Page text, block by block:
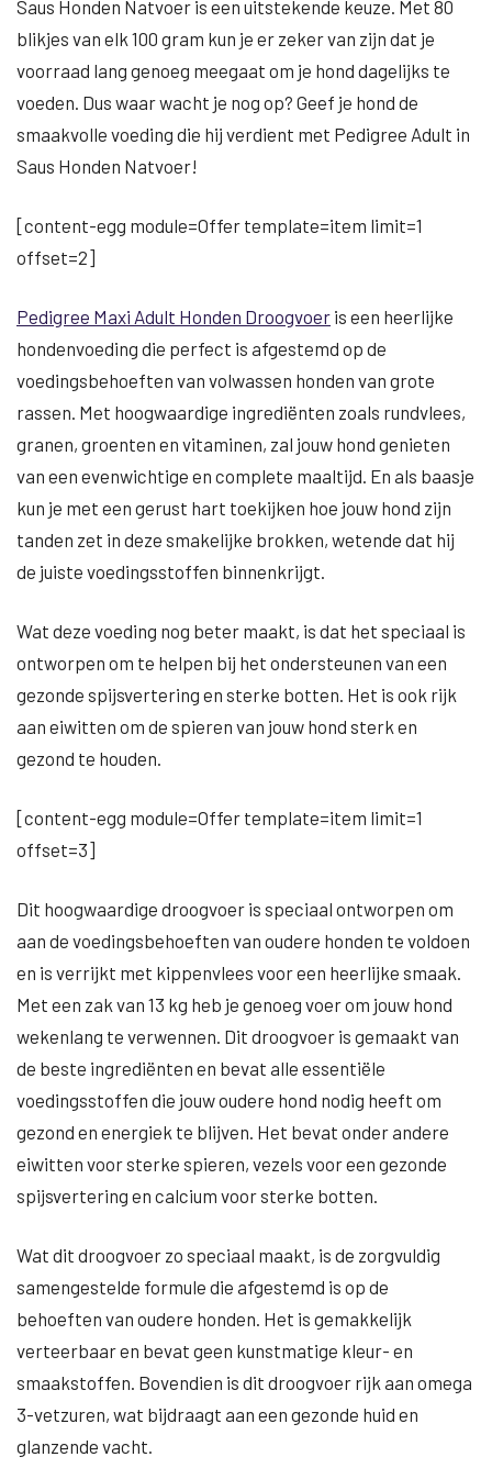
Saus Honden Natvoer is een uitstekende keuze. Met 80
blikjes van elk 100 gram kun je er zeker van zijn dat je
voorraad lang genoeg meegaat om je hond dagelijks te
voeden. Dus waar wacht je nog op? Geef je hond de
smaakvolle voeding die hij verdient met Pedigree Adult in
Saus Honden Natvoer!
[content-egg module=Offer template=item limit=1
offset=2]
Pedigree Maxi Adult Honden Droogvoer is een heerlijke
hondenvoeding die perfect is afgestemd op de
voedingsbehoeften van volwassen honden van grote
rassen. Met hoogwaardige ingrediënten zoals rundvlees,
granen, groenten en vitaminen, zal jouw hond genieten
van een evenwichtige en complete maaltijd. En als baasje
kun je met een gerust hart toekijken hoe jouw hond zijn
tanden zet in deze smakelijke brokken, wetende dat hij
de juiste voedingsstoffen binnenkrijgt.
Wat deze voeding nog beter maakt, is dat het speciaal is
ontworpen om te helpen bij het ondersteunen van een
gezonde spijsvertering en sterke botten. Het is ook rijk
aan eiwitten om de spieren van jouw hond sterk en
gezond te houden.
[content-egg module=Offer template=item limit=1
offset=3]
Dit hoogwaardige droogvoer is speciaal ontworpen om
aan de voedingsbehoeften van oudere honden te voldoen
en is verrijkt met kippenvlees voor een heerlijke smaak.
Met een zak van 13 kg heb je genoeg voer om jouw hond
wekenlang te verwennen. Dit droogvoer is gemaakt van
de beste ingrediënten en bevat alle essentiële
voedingsstoffen die jouw oudere hond nodig heeft om
gezond en energiek te blijven. Het bevat onder andere
eiwitten voor sterke spieren, vezels voor een gezonde
spijsvertering en calcium voor sterke botten.
Wat dit droogvoer zo speciaal maakt, is de zorgvuldig
samengestelde formule die afgestemd is op de
behoeften van oudere honden. Het is gemakkelijk
verteerbaar en bevat geen kunstmatige kleur- en
smaakstoffen. Bovendien is dit droogvoer rijk aan omega
3-vetzuren, wat bijdraagt aan een gezonde huid en
glanzende vacht.